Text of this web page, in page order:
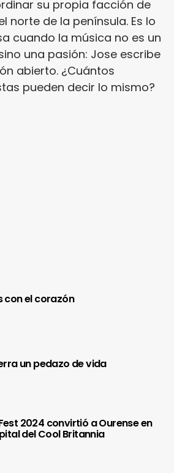
su propia facción de
norte de la península. Es lo
cuando la música no es un
una pasión: Jose escribe
abierto. ¿Cuántos
pueden decir lo mismo?
con el corazón
un pedazo de vida
2024 convirtió a Ourense en
del Cool Britannia